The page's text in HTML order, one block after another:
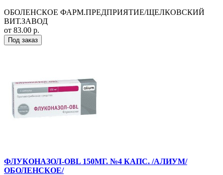
ОБОЛЕНСКОЕ ФАРМ.ПРЕДПРИЯТИЕ/ЩЕЛКОВСКИЙ
ВИТ.ЗАВОД
от 83.00 р.
Под заказ
ФЛУКОНАЗОЛ-OBL 150МГ. №4 КАПС. /АЛИУМ/
ОБОЛЕНСКОЕ/